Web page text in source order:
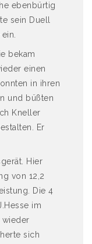
ebenbürtig
sein Duell
bekam
einen
in ihren
und büßten
Kneller
Er
Hier
von 12,2
Die 4
im
sich